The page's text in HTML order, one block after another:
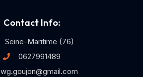
Contact Info:
Seine-Maritime (76)
0627991489
wg.goujon@gmail.com